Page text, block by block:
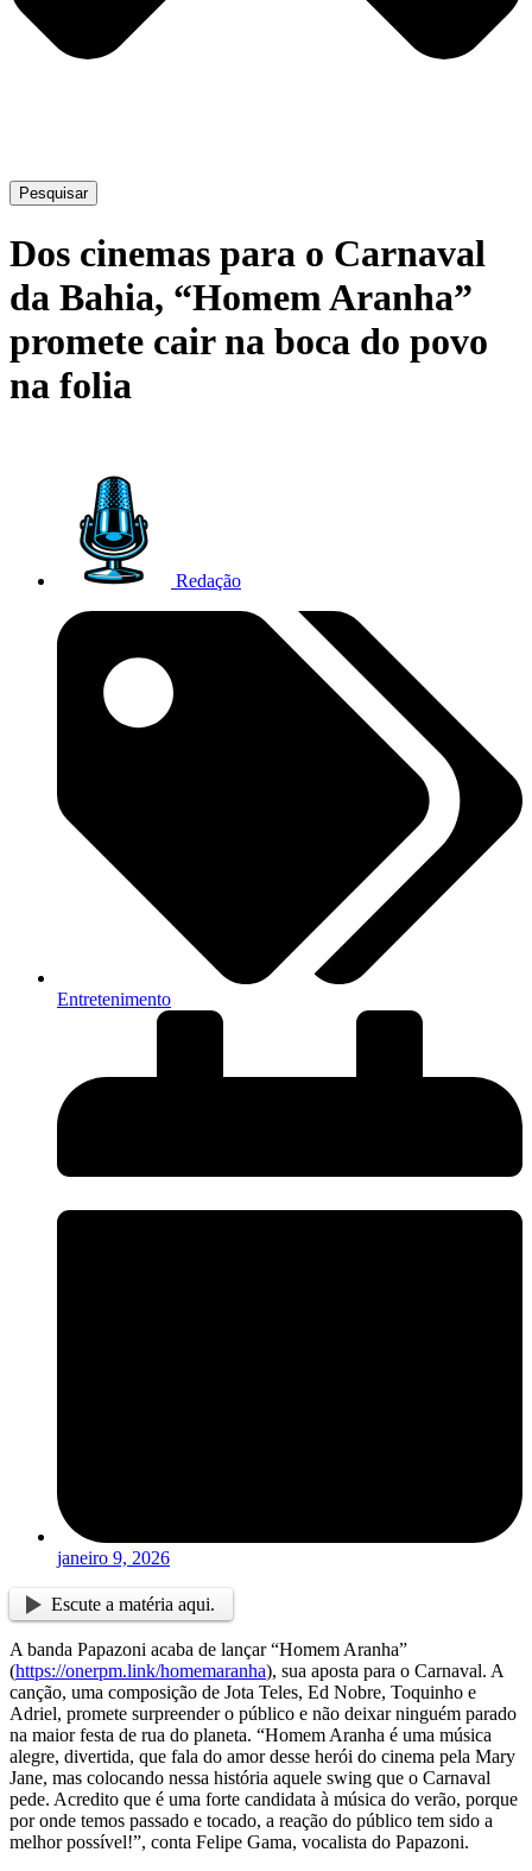
Pesquisar
Dos cinemas para o Carnaval
da Bahia, “Homem Aranha”
promete cair na boca do povo
na folia
Redação
Entretenimento
janeiro 9, 2026
Escute a matéria aqui.
A banda Papazoni acaba de lançar “Homem Aranha”
(https://onerpm.link/homemaranha), sua aposta para o Carnaval. A
canção, uma composição de Jota Teles, Ed Nobre, Toquinho e
Adriel, promete surpreender o público e não deixar ninguém parado
na maior festa de rua do planeta. “Homem Aranha é uma música
alegre, divertida, que fala do amor desse herói do cinema pela Mary
Jane, mas colocando nessa história aquele swing que o Carnaval
pede. Acredito que é uma forte candidata à música do verão, porque
por onde temos passado e tocado, a reação do público tem sido a
melhor possível!”, conta Felipe Gama, vocalista do Papazoni.